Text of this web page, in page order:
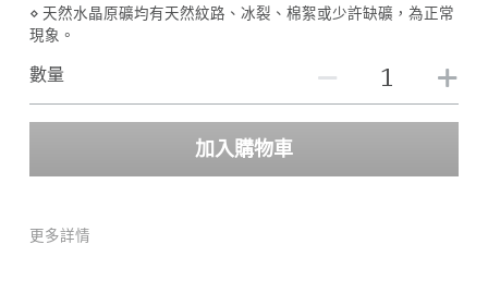
⋄ 天然水晶原礦均有天然紋路、冰裂、棉絮或少許缺礦，為正常
現象。
數量
加入購物車
更多詳情